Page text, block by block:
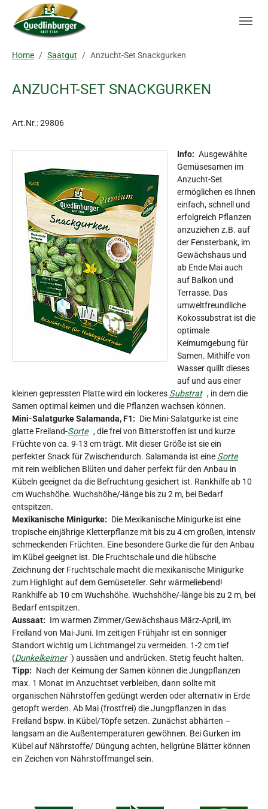
Skip to main navigation
Zum Hauptinhalt springen
Skip to page footer
Home Saatgut Anzucht-Set Snackgurken
ANZUCHT-SET SNACKGURKEN
Art.Nr.:29806
Info: Ausgewählte
Gemüsesamen im
Anzucht-Set
ermöglichen es Ihnen
einfach, schnell und
erfolgreich Pflanzen
anzuziehen z.B. auf
der Fensterbank, im
Gewächshaus und
ab Ende Mai auch
auf Balkon und
Terrasse. Das
umweltfreundliche
Kokossubstrat ist die
optimale
Keimumgebung für
Samen. Mithilfe von
Wasser quillt dieses
auf und aus einer
kleinen gepressten Platte wird ein lockeres Substrat , in dem die
Samen optimal keimen und die Pflanzen wachsen können.
Mini-Salatgurke Salamanda, F1: Die Mini-Salatgurke ist eine
glatte Freiland-Sorte , die frei von Bitterstoffen ist und kurze
Früchte von ca. 9-13 cm trägt. Mit dieser Größe ist sie ein
perfekter Snack für Zwischendurch. Salamanda ist eine Sorte
mit rein weiblichen Blüten und daher perfekt für den Anbau in
Kübeln geeignet da die Befruchtung gesichert ist. Rankhilfe ab 10
cm Wuchshöhe. Wuchshöhe/-länge bis zu 2 m, bei Bedarf
entspitzen.
Mexikanische Minigurke: Die Mexikanische Minigurke ist eine
tropische einjährige Kletterpflanze mit bis zu 4 cm großen, intensiv
schmeckenden Früchten. Eine besondere Gurke die für den Anbau
im Kübel geeignet ist. Die Fruchtschale und die hübsche
Zeichnung der Fruchtschale macht die mexikanische Minigurke
zum Highlight auf dem Gemüseteller. Sehr wärmeliebend!
Rankhilfe ab 10 cm Wuchshöhe. Wuchshöhe/-länge bis zu 2 m, bei
Bedarf entspitzen.
Aussaat: Im warmen Zimmer/Gewächshaus März-April, im
Freiland von Mai-Juni. Im zeitigen Frühjahr ist ein sonniger
Standort wichtig um Lichtmangel zu vermeiden. 1-2 cm tief
(Dunkelkeimer ) aussäen und andrücken. Stetig feucht halten.
Tipp: Nach der Keimung der Samen können die Jungpflanzen
max. 1 Monat im Anzuchtset verbleiben, dann sollte mit
organischen Nährstoffen gedüngt werden oder alternativ in Erde
getopft werden. Ab Mai (frostfrei) die Jungpflanzen in das
Freiland bspw. in Kübel/Töpfe setzen. Zunächst abhärten –
langsam an die Außentemperaturen gewöhnen. Bei Gurken im
Kübel auf Nährstoffe/ Düngung achten, hellgrüne Blätter können
ein Zeichen von Nährstoffmangel sein.